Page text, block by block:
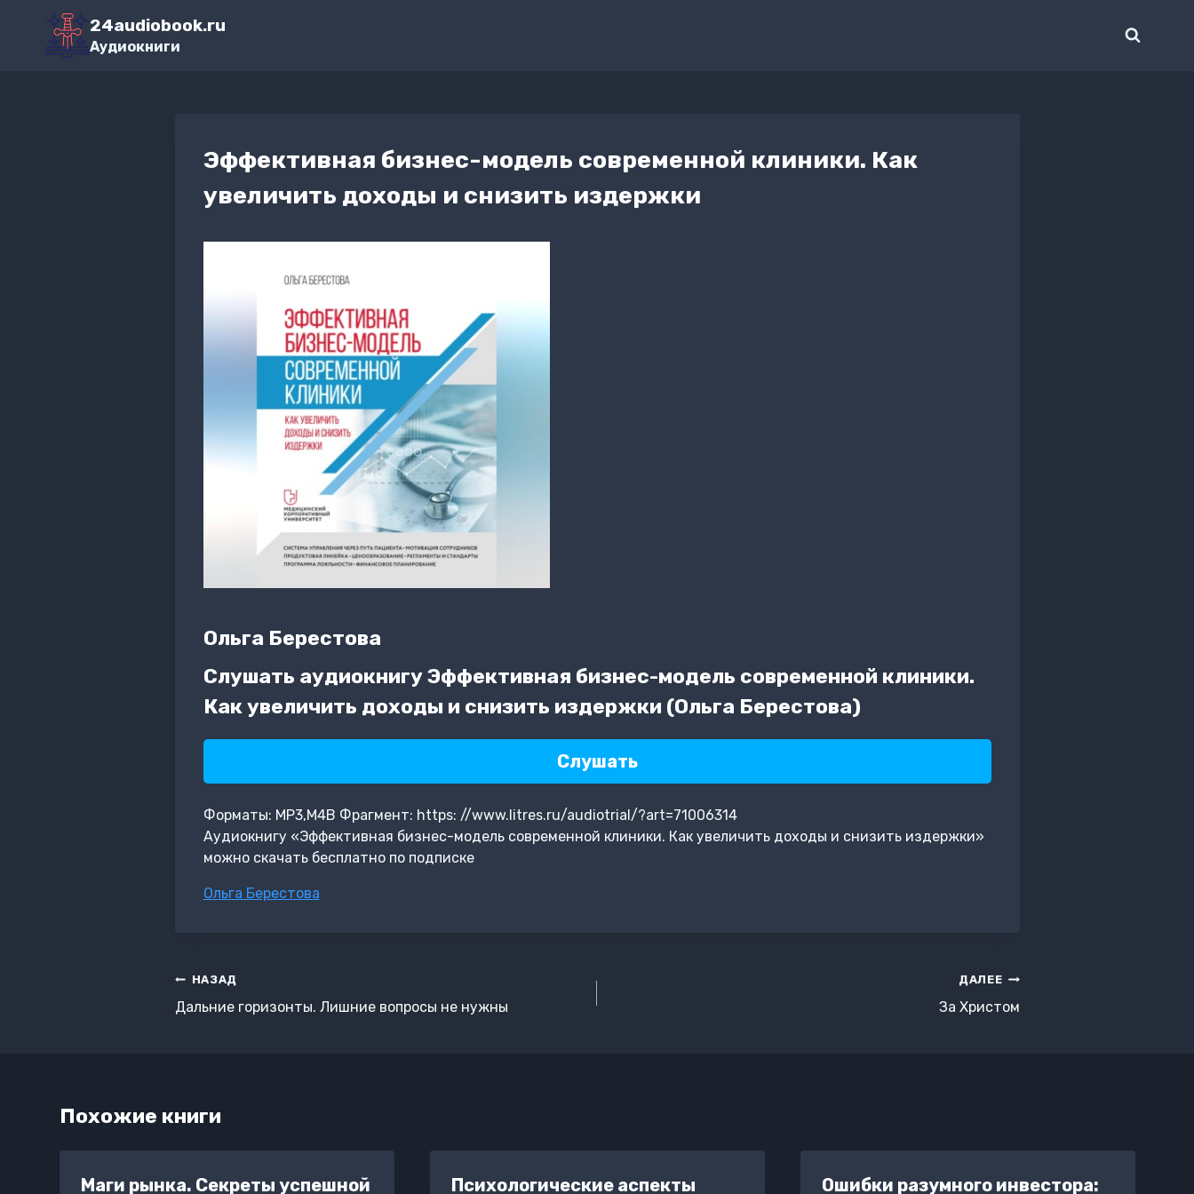
Перейти
содержимому
24audiobook.ru
Аудиокниги
Эффективная бизнес-модель современной клиники. Как
увеличить доходы и снизить издержки
Ольга Берестова
Слушать аудиокнигу Эффективная бизнес-модель современной клиники.
Как увеличить доходы и снизить издержки (Ольга Берестова)
Слушать
Форматы: MP3,M4B Фрагмент: https: //www.litres.ru/audiotrial/?art=71006314
Аудиокнигу «Эффективная бизнес-модель современной клиники. Как увеличить доходы и снизить издержки»
можно скачать бесплатно по подписке
Метки
Ольга Берестова
Навигация
по
НАЗАД
Дальние горизонты. Лишние вопросы не нужны
ДАЛЕЕ
За Христом
Похожие книги
Маги рынка. Секреты успешной Психологические аспекты Ошибки разумного инвестора: